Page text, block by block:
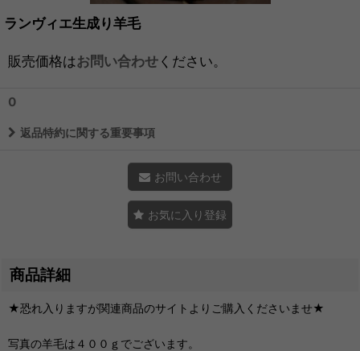
ランヴィエ生成り羊毛
販売価格はお問い合わせください。
0
返品特約に関する重要事項
お問い合わせ
お気に入り登録
商品詳細
★恐れ入りますが関連商品のサイトよりご購入くださいませ★
写真の羊毛は４００ｇでございます。